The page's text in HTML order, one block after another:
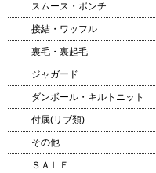
スムース・ポンチ
接結・ワッフル
裏毛・裏起毛
ジャガード
ダンボール・キルトニット
付属(リブ類)
その他
ＳＡＬＥ